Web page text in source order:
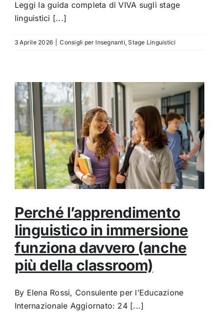
Leggi la guida completa di VIVA sugli stage
linguistici [...]
3 Aprile 2026 Consigli per Insegnanti,Stage Linguistici
Perché l’apprendimento
linguistico in immersione
funziona davvero (anche
più della classroom)
By Elena Rossi, Consulente per l’Educazione
Internazionale Aggiornato: 24 [...]